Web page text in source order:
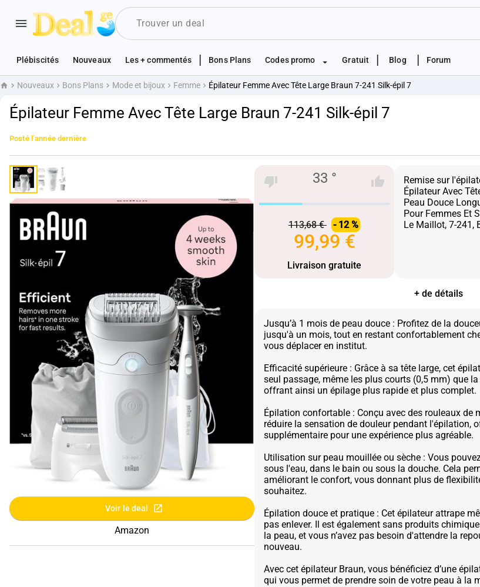
Plébiscités Nouveaux Les + commentés Bons Plans Codes promo Gratuit Blog Forum
AccueilNouveaux Bons Plans Mode et bijoux Femme Épilateur Femme Avec Tête Large Braun 7-241 Silk-épil 7
Épilateur Femme Avec Tête Large Braun 7-241 Silk-épil 7
Posté l’année dernière
Voir le deal
Amazon
33 °
113,68 € - 12 %
99,99 €
Livraison gratuite
Remise sur
Épilateur Avec
Peau Douce
Pour Femmes Et
+ de détails
Jusqu’à 1 mois de peau douce : Profitez de la
jusqu'à un mois, tout en restant confortablement
vous déplacer en institut.
Efficacité supérieure : Grâce à sa tête large, cet
seul passage, même les plus courts (0,5 mm) que
offrant ainsi un épilage plus rapide et plus complet.
Épilation confortable : Conçu avec des rouleaux de
réduire la sensation de douleur pendant l'épilation,
supplémentaire pour une expérience plus agréable.
Utilisation sur peau mouillée ou sèche : Vous
sous l'eau, dans le bain ou sous la douche. Cela
améliorant le confort, vous donnant plus de
souhaitez.
Épilation douce et pratique : Cet épilateur attrape
pas enlever. Il est également sans produits
la peau, et vous n’avez pas besoin d'attendre la
nouveau.
Avec cet épilateur Braun, vous bénéficiez d’une
qui vous permet de prendre soin de votre peau à la